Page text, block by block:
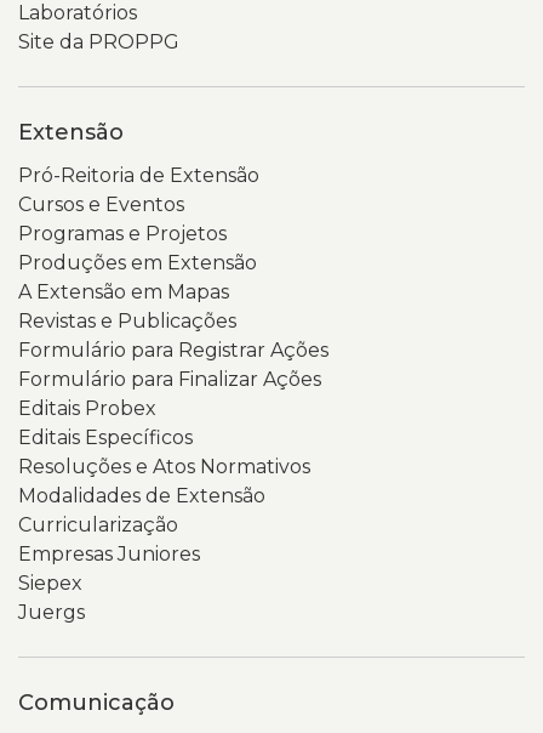
Laboratórios
Site da PROPPG
Extensão
Pró-Reitoria de Extensão
Cursos e Eventos
Programas e Projetos
Produções em Extensão
A Extensão em Mapas
Revistas e Publicações
Formulário para Registrar Ações
Formulário para Finalizar Ações
Editais Probex
Editais Específicos
Resoluções e Atos Normativos
Modalidades de Extensão
Curricularização
Empresas Juniores
Siepex
Juergs
Comunicação